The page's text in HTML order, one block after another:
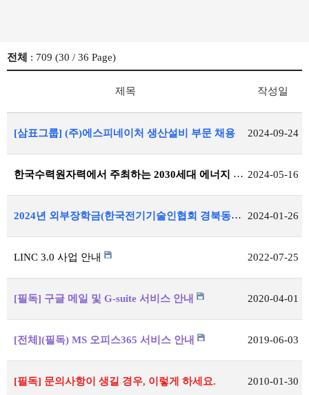
전체 : 709 (30 / 36 Page)
제목 작성일
[삼표그룹] (주)에스피네이처 생산설비 부문 채용 2024-09-24
한국수력원자력에서 주최하는 2030세대 에너지 리더 캠프 신청 안내 2024-05-16
2024년 외부장학금(한국전기기술인협회 경북동도회) 공지 2024-01-26
LINC 3.0 사업 안내 2022-07-25
[필독] 구글 메일 및 G-suite 서비스 안내 2020-04-01
[전체](필독) MS 오피스365 서비스 안내 2019-06-03
[필독] 문의사항이 생길 경우, 이렇게 하세요. 2010-01-30